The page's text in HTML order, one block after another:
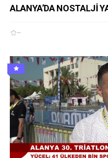
ALANYA’DA NOSTALJİ
--